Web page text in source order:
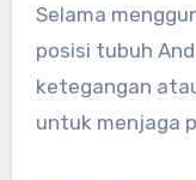
Selama
posisi tubuh
ketegangan
untuk menjaga